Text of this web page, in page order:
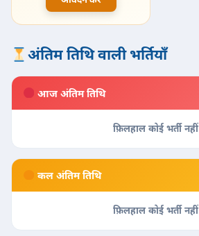
अंतिम तिथि वाली भर्तियाँ
आज अंतिम तिथि
फ़िलहाल कोई भर्ती नहीं
कल अंतिम तिथि
फ़िलहाल कोई भर्ती नहीं